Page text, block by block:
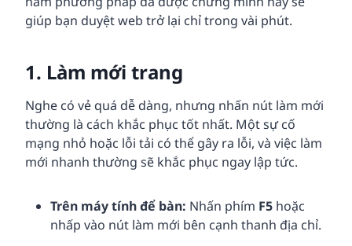
giúp bạn duyệt web trở lại chỉ trong vài phút.
1. Làm mới trang
Nghe có vẻ quá dễ dàng, nhưng nhấn nút làm mới
thường là cách khắc phục tốt nhất. Một sự cố
mạng nhỏ hoặc lỗi tải có thể gây ra lỗi, và việc làm
mới nhanh thường sẽ khắc phục ngay lập tức.
Trên máy tính để bàn: Nhấn phím F5 hoặc
nhấp vào nút làm mới bên cạnh thanh địa chỉ.